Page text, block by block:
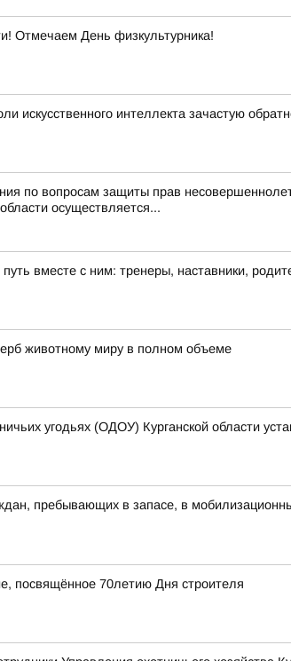
Отмечаем День физкультурника!
интеллекта зачастую
по вопросам защиты прав
осуществляется...
вместе с ним: тренеры, наставники,
животному миру в полном объеме
угодьях (ОДОУ) Курганской области
пребывающих в запасе, в
посвящённое 70летию Дня строителя